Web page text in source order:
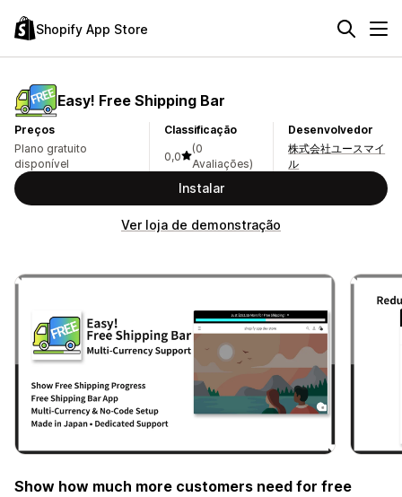
Shopify App Store
Easy! Free Shipping Bar
Preços
Plano gratuito
disponível
Classificação
0,0
(0
Avaliações)
Desenvolvedor
株式会社ユースマイ
ル
Instalar
Ver loja de demonstração
Show how much more customers need for free